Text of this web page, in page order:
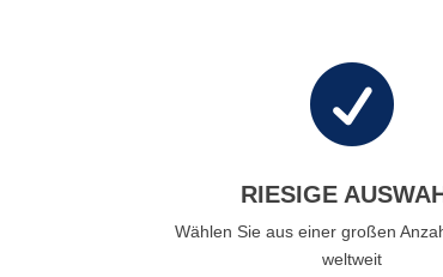

RIESIGE
Wählen Sie aus einer großen
weltweit